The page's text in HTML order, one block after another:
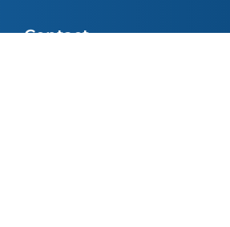
Contact